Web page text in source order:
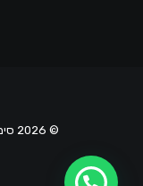
© 2026 סימסולושיין בע״מ. All rights reserved